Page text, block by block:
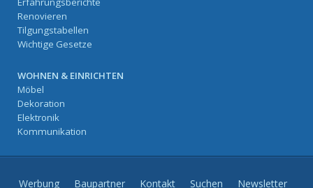
Renovieren
Tilgungstabellen
Wichtige Gesetze
WOHNEN & EINRICHTEN
Möbel
Dekoration
Elektronik
Kommunikation
Werbung Baupartner Kontakt Suchen Newsletter